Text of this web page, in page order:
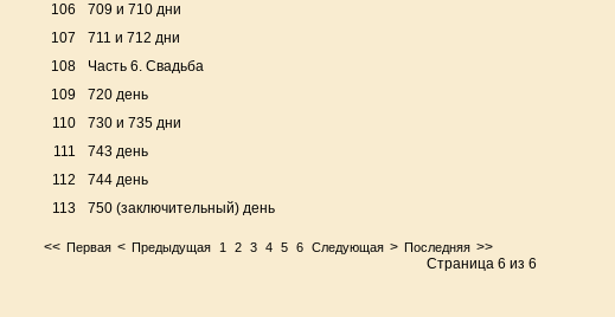
106
709 и 710 дни
107
711 и 712 дни
108
Часть 6. Свадьба
109
720 день
110
730 и 735 дни
111
743 день
112
744 день
113
750 (заключительный) день
<< Первая < Предыдущая 1 2 3 4 5 6 Следующая > Последняя >>
Страница 6 из 6